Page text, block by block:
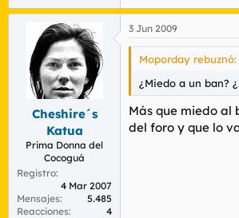
Cheshire´s
Katua
Prima Donna del
Cocoguá
Registro
4 Mar 2007
Mensajes
5.485
Reacciones
4
3 Jun 2009
Moporday rebuznó:
¿Miedo a un ban?
Más que miedo al
del foro y que lo